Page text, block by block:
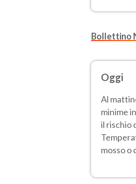
Bollettino
Oggi
Al
minime
il rischio
mosso o